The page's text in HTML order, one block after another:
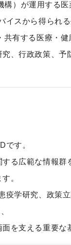
構）が運用する
イスから得られ
共有する医療・健
、行政政策、予
です。
る広範な情報
。
疫学研究、政策
を支える重要な